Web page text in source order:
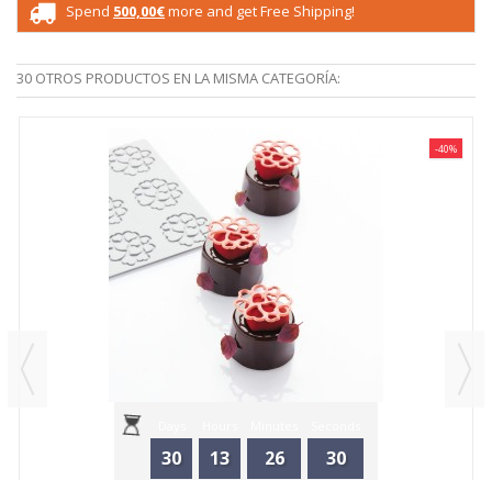
Spend 500,00€more and get Free Shipping!
30 OTROS PRODUCTOS EN LA MISMA CATEGORÍA:
30 13 26 30
-40%